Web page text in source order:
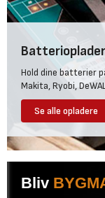
Hold dine batterier
Makita, Ryobi,
Se alle opladere
Bliv